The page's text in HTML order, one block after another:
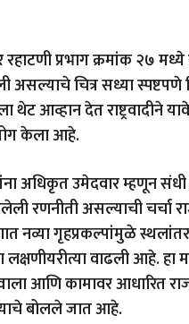
प्रभाग क्रमांक २७ मध्ये
असल्याचे चित्र सध्या
थेट आव्हान देत राष्ट्रवादीने
केला आहे.
अधिकृत उमेदवार म्हणून
रणनीती असल्याची चर्चा
नव्या गृहप्रकल्पांमुळे
वाढली आहे. हा
आणि कामावर आधारित
बोलले जात आहे.